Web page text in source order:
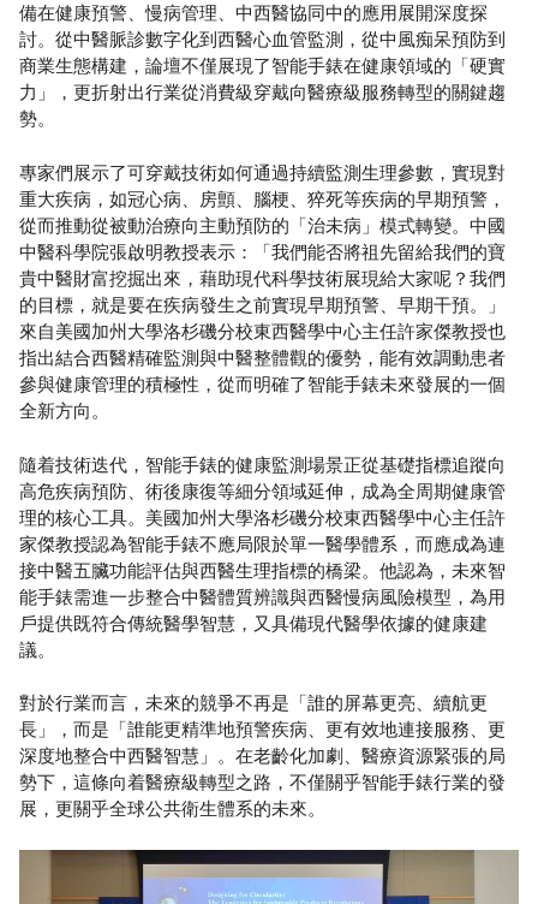
備在健康預警、慢病管理、中西醫協同中的應用展開深度探
討。從中醫脈診數字化到西醫心血管監測，從中風痴呆預防到
商業生態構建，論壇不僅展現了智能手錶在健康領域的「硬實
力」，更折射出行業從消費級穿戴向醫療級服務轉型的關鍵趨
勢。
專家們展示了可穿戴技術如何通過持續監測生理參數，實現對
重大疾病，如冠心病、房顫、腦梗、猝死等疾病的早期預警，
從而推動從被動治療向主動預防的「治未病」模式轉變。中國
中醫科學院張啟明教授表示：「我們能否將祖先留給我們的寶
貴中醫財富挖掘出來，藉助現代科學技術展現給大家呢？我們
的目標，就是要在疾病發生之前實現早期預警、早期干預。」
來自美國加州大學洛杉磯分校東西醫學中心主任許家傑教授也
指出結合西醫精確監測與中醫整體觀的優勢，能有效調動患者
參與健康管理的積極性，從而明確了智能手錶未來發展的一個
全新方向。
隨着技術迭代，智能手錶的健康監測場景正從基礎指標追蹤向
高危疾病預防、術後康復等細分領域延伸，成為全周期健康管
理的核心工具。美國加州大學洛杉磯分校東西醫學中心主任許
家傑教授認為智能手錶不應局限於單一醫學體系，而應成為連
接中醫五臟功能評估與西醫生理指標的橋梁。他認為，未來智
能手錶需進一步整合中醫體質辨識與西醫慢病風險模型，為用
戶提供既符合傳統醫學智慧，又具備現代醫學依據的健康建
議。
對於行業而言，未來的競爭不再是「誰的屏幕更亮、續航更
長」，而是「誰能更精準地預警疾病、更有效地連接服務、更
深度地整合中西醫智慧」。在老齡化加劇、醫療資源緊張的局
勢下，這條向着醫療級轉型之路，不僅關乎智能手錶行業的發
展，更關乎全球公共衛生體系的未來。